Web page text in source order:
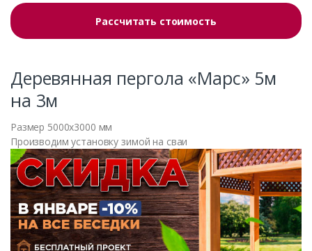
Рассчитать стоимость
Деревянная пергола «Марс» 5м
на 3м
Размер 5000х3000 мм
Производим установку зимой на сваи